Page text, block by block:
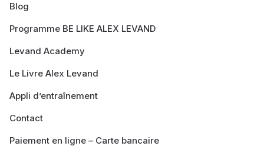
Blog
Programme BE LIKE ALEX LEVAND
Levand Academy
Le Livre Alex Levand
Appli d’entraînement
Contact
Paiement en ligne – Carte bancaire